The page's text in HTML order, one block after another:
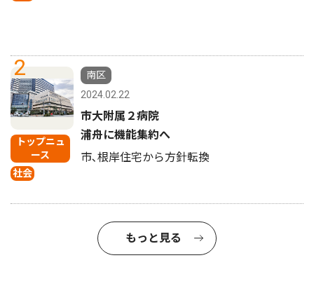
2
トップニュ
ース
社会
南区
2024.02.22
市大附属２病院
浦舟に機能集約へ
市､根岸住宅から方針転換
もっと見る